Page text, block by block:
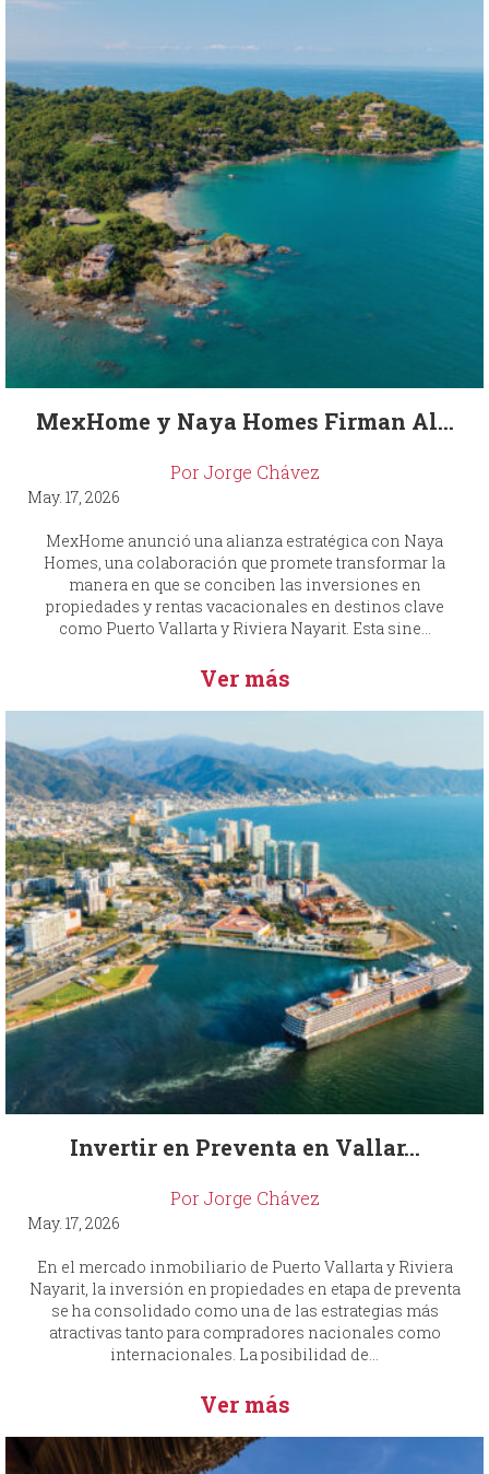
MexHome y Naya Homes Firman Al...
Por Jorge Chávez
May. 17, 2026
MexHome anunció una alianza estratégica con Naya
Homes, una colaboración que promete transformar la
manera en que se conciben las inversiones en
propiedades y rentas vacacionales en destinos clave
como Puerto Vallarta y Riviera Nayarit. Esta sine...
Ver más
Invertir en Preventa en Vallar...
Por Jorge Chávez
May. 17, 2026
En el mercado inmobiliario de Puerto Vallarta y Riviera
Nayarit, la inversión en propiedades en etapa de preventa
se ha consolidado como una de las estrategias más
atractivas tanto para compradores nacionales como
internacionales. La posibilidad de...
Ver más